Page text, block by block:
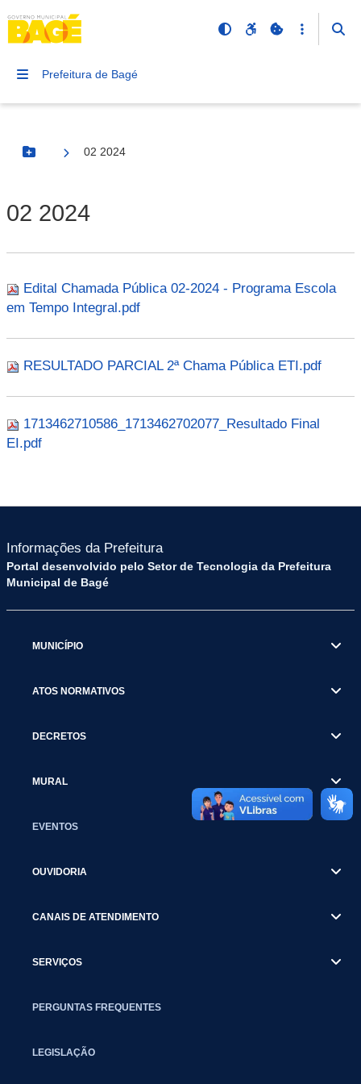
Prefeitura de Bagé
Botão Menu
02 2024
02 2024
Edital Chamada Pública 02-2024 - Programa Escola
em Tempo Integral.pdf
RESULTADO PARCIAL 2ª Chama Pública ETI.pdf
1713462710586_1713462702077_Resultado Final
EI.pdf
Informações da Prefeitura
Portal desenvolvido pelo Setor de Tecnologia da Prefeitura
Municipal de Bagé
MUNICÍPIO
ATOS NORMATIVOS
DECRETOS
MURAL
EVENTOS
OUVIDORIA
CANAIS DE ATENDIMENTO
SERVIÇOS
PERGUNTAS FREQUENTES
LEGISLAÇÃO